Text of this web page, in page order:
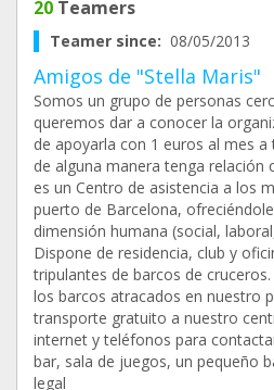
20 Teamers
Teamer since: 08/05/2013
Amigos de "Stella Maris"
Somos un grupo de personas
queremos dar a conocer la
de apoyarla con 1 euros al mes
de alguna manera tenga relación
es un Centro de asistencia a los
puerto de Barcelona,
dimensión humana (social,
Dispone de residencia, club y
tripulantes de barcos de
los barcos atracados en nuestro
transporte gratuito a nuestro
internet y teléfonos para
bar, sala de juegos, un pequeño
legal